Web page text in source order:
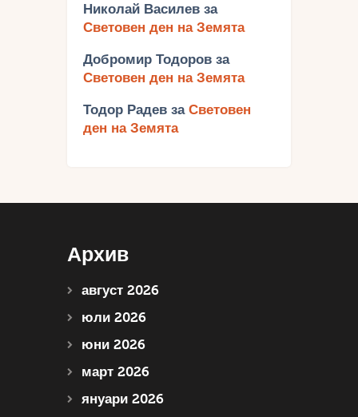
Николай Василев за
Световен ден на Земята
Добромир Тодоров за
Световен ден на Земята
Тодор Радев за Световен
ден на Земята
Архив
август 2026
юли 2026
юни 2026
март 2026
януари 2026